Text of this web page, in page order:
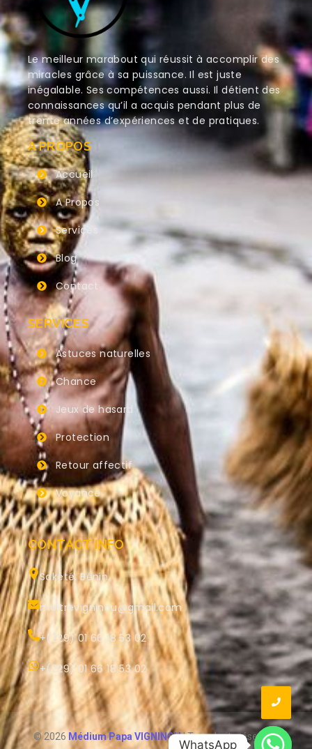
Le meilleur marabout qui réussit à accomplir des
miracles grâce à sa puissance. Il est juste
inégalable. Ses compétences aussi. Il détient des
connaissances qu’il a acquis pendant plus de
trente années d’expériences et de pratiques.
A PROPOS
Accueil
A Propos
Services
Blog
Contact
SERVICES
Astuces naturelles
Chance
Jeux de hasard
Protection
Retour affectif
Voyance
CONTACT INFO
Sakété, Bénin.
maitrevigninou@gmail.com
+(229) 01 66 18 53 02
+(229) 01 66 18 53 02
© 2026 Médium Papa VIGNINOU| Tous droits réservés.
WhatsApp